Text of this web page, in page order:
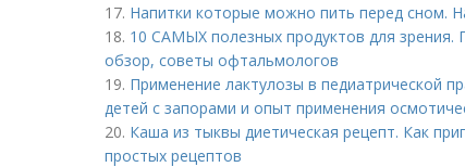
17. Напитки которые можно пить перед сном.
18. 10 САМЫХ полезных продуктов для зрения.
обзор, советы офтальмологов
19. Применение лактулозы в педиатрической
детей с запорами и опыт применения
20. Каша из тыквы диетическая рецепт. Как
простых рецептов